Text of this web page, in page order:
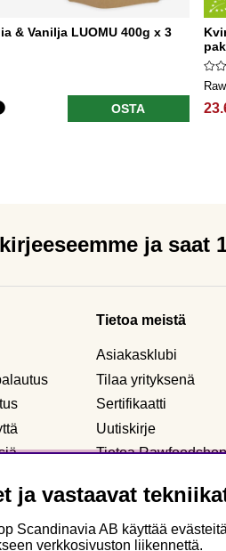
& Vanilja LUOMU 400g x 3
OSTA
ja saat
tiedot
Tietoa meistä
Asiakasklubi
Tilaa yrityksenä
Sertifikaatti
Uutiskirje
Tietoa Rawfoodshop
ja vastaavat
Scandinavia AB käyttää
verkkosivuston liikennettä.